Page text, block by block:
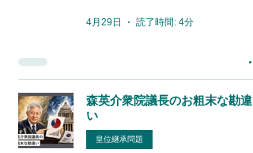
4月29日 読了時間: 4分
森英介衆院議長のお粗末な勘違
い
皇位継承問題